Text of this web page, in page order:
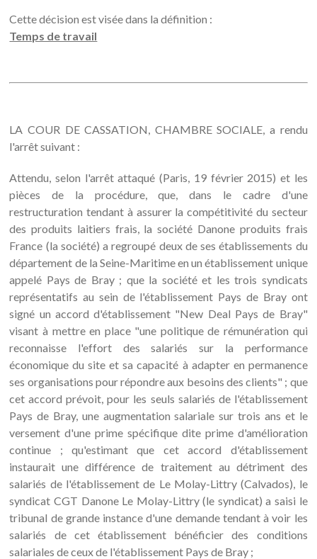
Cette décision est visée dans la définition :
Temps de travail
LA COUR DE CASSATION, CHAMBRE SOCIALE, a rendu
l'arrêt suivant :
Attendu, selon l'arrêt attaqué (Paris, 19 février 2015) et les
pièces de la procédure, que, dans le cadre d'une
restructuration tendant à assurer la compétitivité du secteur
des produits laitiers frais, la société Danone produits frais
France (la société) a regroupé deux de ses établissements du
département de la Seine-Maritime en un établissement unique
appelé Pays de Bray ; que la société et les trois syndicats
représentatifs au sein de l'établissement Pays de Bray ont
signé un accord d'établissement "New Deal Pays de Bray"
visant à mettre en place "une politique de rémunération qui
reconnaisse l'effort des salariés sur la performance
économique du site et sa capacité à adapter en permanence
ses organisations pour répondre aux besoins des clients" ; que
cet accord prévoit, pour les seuls salariés de l'établissement
Pays de Bray, une augmentation salariale sur trois ans et le
versement d'une prime spécifique dite prime d'amélioration
continue ; qu'estimant que cet accord d'établissement
instaurait une différence de traitement au détriment des
salariés de l'établissement de Le Molay-Littry (Calvados), le
syndicat CGT Danone Le Molay-Littry (le syndicat) a saisi le
tribunal de grande instance d'une demande tendant à voir les
salariés de cet établissement bénéficier des conditions
salariales de ceux de l'établissement Pays de Bray ;